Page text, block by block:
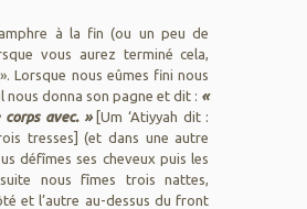
à la fin (ou un peu de
vous aurez terminé cela,
Lorsque nous eûmes fini nous
nous donna son pagne et dit : «
corps avec. »[Um ‘Atiyyah dit :
tresses] (et dans une autre
défîmes ses cheveux puis les
nous fîmes trois nattes,
et l’autre au-dessus du front